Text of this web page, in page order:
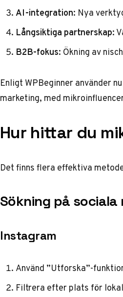
AI-integration: Nya
Långsiktiga partnerskap:
B2B-fokus: Ökning av
Enligt WPBeginner använder
marketing, med
Hur hittar du
Det finns flera effektiva
Sökning på
Instagram
Använd ”Utforska”-
Filtrera efter plats för